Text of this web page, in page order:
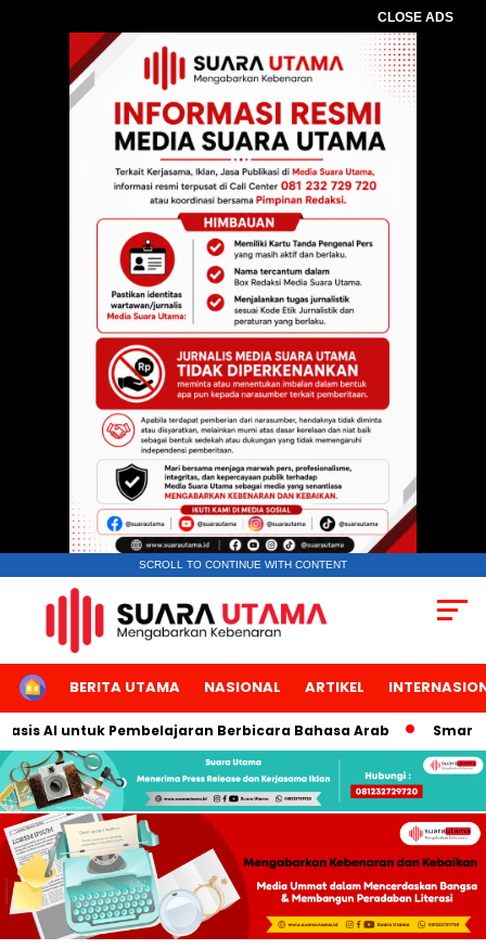
CLOSE ADS
SCROLL TO CONTINUE WITH CONTENT
HOMEBERITA UTAMA NASIONAL ARTIKEL
Pembelajaran Berbicara Bahasa Arab Smart TBN